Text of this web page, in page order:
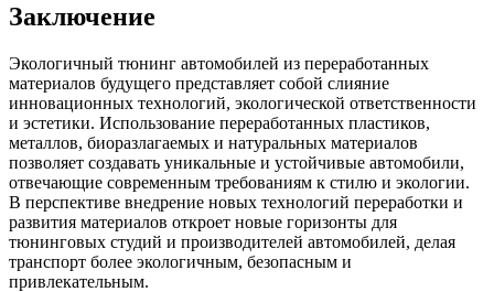
Заключение
Экологичный тюнинг автомобилей из переработанных
материалов будущего представляет собой слияние
инновационных технологий, экологической ответственности
и эстетики. Использование переработанных пластиков,
металлов, биоразлагаемых и натуральных материалов
позволяет создавать уникальные и устойчивые автомобили,
отвечающие современным требованиям к стилю и экологии.
В перспективе внедрение новых технологий переработки и
развития материалов откроет новые горизонты для
тюнинговых студий и производителей автомобилей, делая
транспорт более экологичным, безопасным и
привлекательным.